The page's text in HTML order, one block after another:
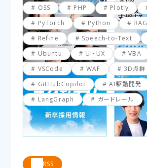
OSS
PHP Plotly
PyTorch
Python
RAG
Refine
Speech-to-Text
Ubuntu
UI・UX VBA
VSCode
WAF 3D点群
GitHubCopilot
AI駆動開発
LangGraph
ガードレール
RSS